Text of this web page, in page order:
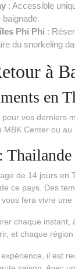
: Accessible
baignade.
Phi Phi :
du snorkeling
à
en
vos derniers
Center ou au
de 14 jours
ce pays. Des
fera vivre une
chaque
et chaque
il est